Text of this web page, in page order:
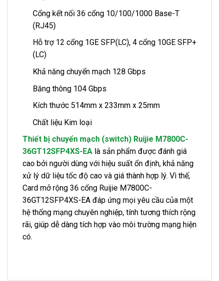
Cổng kết nối 36 cổng 10/100/1000 Base-T
(RJ45)
Hỗ trợ 12 cổng 1GE SFP(LC), 4 cổng 10GE SFP+
(LC)
Khả năng chuyển mạch 128 Gbps
Băng thông 104 Gbps
Kích thước 514mm x 233mm x 25mm
Chất liệu Kim loại
Thiết bị chuyển mạch (switch) Ruijie M7800C-
36GT12SFP4XS-EA là sản phẩm được đánh giá
cao bởi người dùng với hiệu suất ổn định, khả năng
xử lý dữ liệu tốc độ cao và giá thành hợp lý. Vì thế,
Card mở rộng 36 cổng Ruijie M7800C-
36GT12SFP4XS-EA đáp ứng mọi yêu cầu của một
hệ thống mạng chuyên nghiệp, tính tương thích rộng
rãi, giúp dễ dàng tích hợp vào môi trường mạng hiện
có.